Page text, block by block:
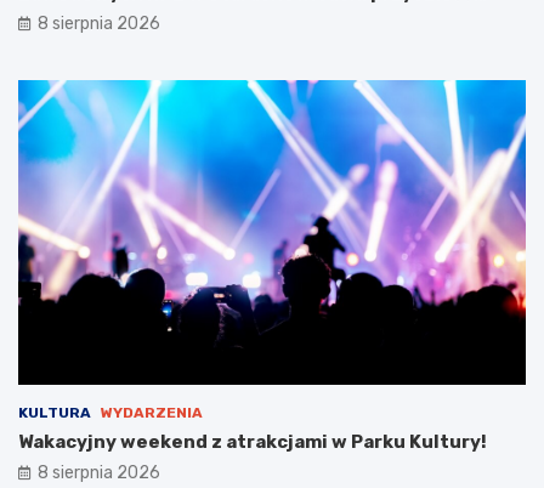
w
t
a
w
i
!
kształcenia zawodowego
8 sierpnia 2026
KULTURA WYDARZENIA
Wakacyjny weekend z atrakcjami w Parku Kultury!
8 sierpnia 2026